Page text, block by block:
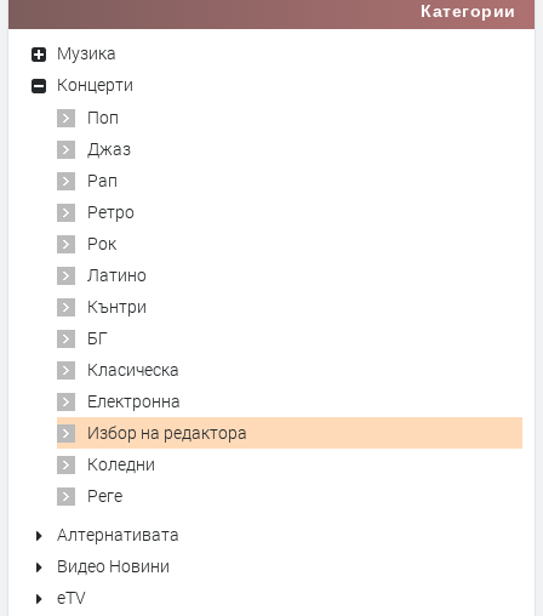
Категории
Музика
Концерти
Поп
Джаз
Рап
Ретро
Рок
Латино
Кънтри
БГ
Класическа
Електронна
Избор на редактора
Коледни
Реге
Алтернативата
Видео Новини
eTV